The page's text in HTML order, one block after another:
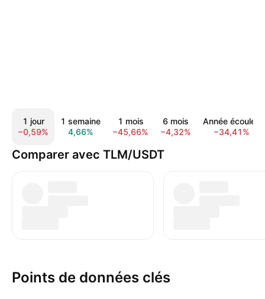
1 jour
−0,59%
1 semaine
4,66%
1 mois
−45,66%
6 mois
−4,32%
Année écoulée
−34,41%
Comparer avec TLM/USDT
Points de données clés